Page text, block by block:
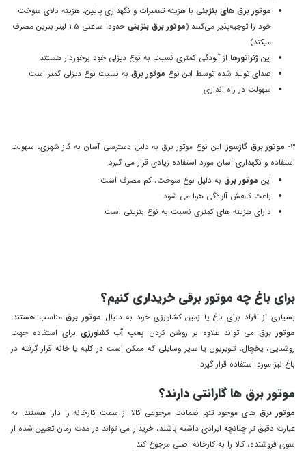
موتور برق های بنزینی با هزینه تعمیرات و نگهداری پایین، هزینه بالای سوخت
خود را توجیه‌پذیر می‌کنند (موتور برق بنزینی
حدودا ساعتی 1.5 لیتر بنزین مصرف
میکند)
این ژنراتورها از آلودگی کمتری نسبت به نوع دیزلی خود برخوردار هستند
صدای تولید شده توسط این نوع موتور برق به نسبت نوع دیزلی کمتر است
سهولت در راه اندازی
3- موتور برق گازسوز: این نوع موتور برق به دلیل دسترسی آسان به گاز شهری، سهولت
استفاده و نگهداری آسان مورد استفاده زیادی قرار می گیرد.
این موتور برق به دلیل نوع سوخت، کم مصرف است
باعث کاهش آلودگی هوا می شود
دارای هزینه های کمتری نسبت به نوع بنزینی است
برای باغ چه موتور برقی خریداری کنیم؟
بسیاری از افراد برای باغ یا زمین کشاورزی خود به دنبال موتور برقمناسب هستند.
موتور برق می تواند علاوه بر روشن کردن پمپ آب کشاورزی برای استفاده جهت
روشنایی، یخچال، تلویزیون یا سایر وسایلی که ممکن است در کلبه یا خانه قرار گرفته در
باغ نیز مورد استفاده قرار گیرد..
موتور برق ها گارانتی دارند؟
موتور برقهای موجود تنها ضمانت مرجوعی کالا از سمت کارخانه را دارا هستند. به
عبارت دقیق تر چنانچه ایرادی داشته باشند، خریدار می تواند در مدت زمان تعیین شده از
سوی فروشنده، کالا را به کارخانه اصلی مرجوع کند.